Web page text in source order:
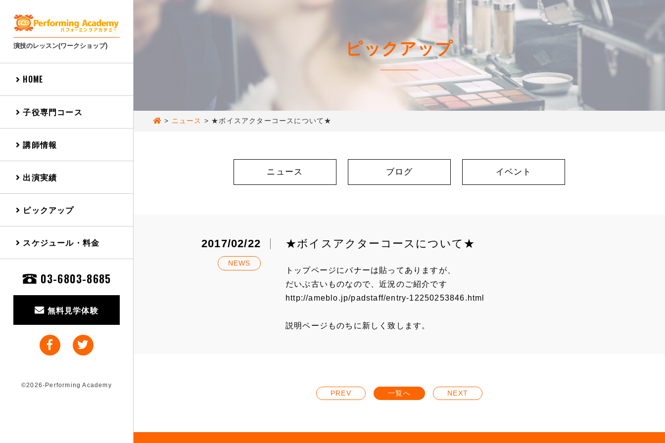
演技のレッスン(ワークショップ)
HOME
子役専門コース
講師情報
出演実績
ピックアップ
スケジュール・料金
03-6803-8685
無料見学体験
©2026-Performing Academy
ピックアップ
> ニュース > ★ボイスアクターコースについて★
ニュース ブログ イベント
2017/02/22
NEWS
★ボイスアクターコースについて★
トップページにバナーは貼ってありますが、
だいぶ古いものなので、近況のご紹介です
http://ameblo.jp/padstaff/entry-12250253846.html
説明ページものちに新しく致します。
PREV 一覧へ NEXT